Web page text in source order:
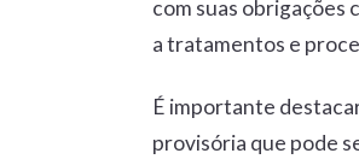
com suas obrigações
a tratamentos e
É importante
provisória que pode